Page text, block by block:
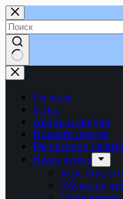
Перейти
к
сути
Ничего
не
найденоГлавная
О нас
Акции и скидки
Новости центра
Расписание
Наши курсы
Курс
Обучение